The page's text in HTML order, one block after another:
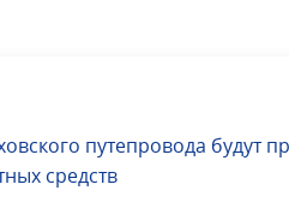
путепровода будут
средств